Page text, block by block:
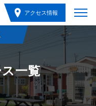
アクセス情報
一覧